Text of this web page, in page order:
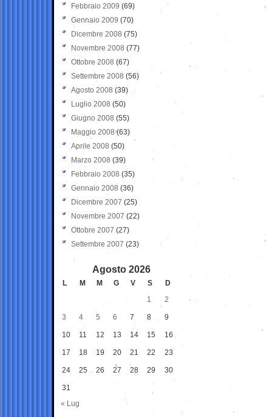
Febbraio 2009 (69)
Gennaio 2009 (70)
Dicembre 2008 (75)
Novembre 2008 (77)
Ottobre 2008 (67)
Settembre 2008 (56)
Agosto 2008 (39)
Luglio 2008 (50)
Giugno 2008 (55)
Maggio 2008(63)
Aprile 2008 (50)
Marzo 2008 (39)
Febbraio 2008 (35)
Gennaio 2008 (36)
Dicembre 2007 (25)
Novembre 2007 (22)
Ottobre 2007 (27)
Settembre 2007 (23)
Agosto 2026
L M M G V S
D
1
2
3 4 5 6 7 8 9
10 11 12 13 14 15 16
17 18 19 20 21 22 23
24 25 26 27 28 29 30
31
« Lug